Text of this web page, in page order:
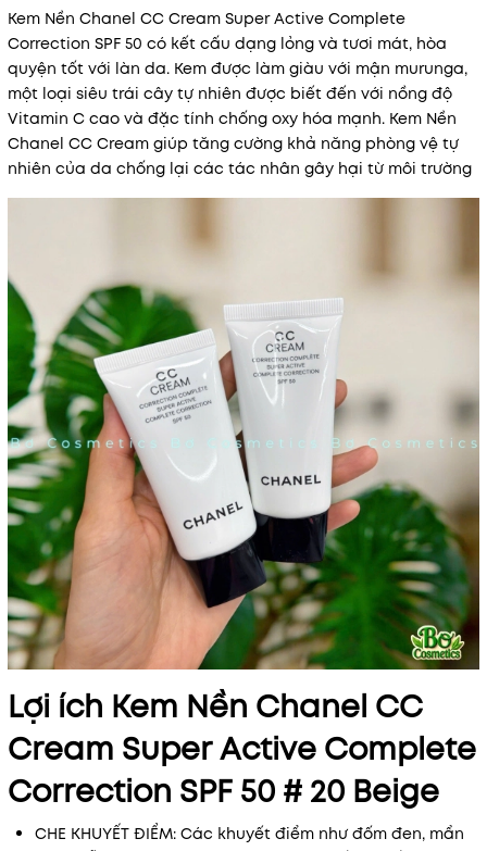
Mã khuyến mãi:
Điều kiện:
Kem Nền Chanel CC Cream Super Active Complete
Correction SPF 50 có kết cấu dạng lỏng và tươi mát, hòa
quyện tốt với làn da. Kem được làm giàu với mận murunga,
một loại siêu trái cây tự nhiên được biết đến với nồng độ
Vitamin C cao và đặc tính chống oxy hóa mạnh. Kem Nền
Chanel CC Cream giúp tăng cường khả năng phòng vệ tự
nhiên của da chống lại các tác nhân gây hại từ môi trường
Lợi ích Kem Nền Chanel CC
Cream Super Active Complete
Correction SPF 50 # 20 Beige
CHE KHUYẾT ĐIỂM: Các khuyết điểm như đốm đen, mẩn